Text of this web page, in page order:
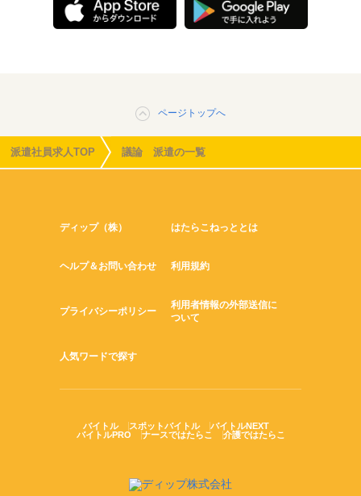
ページトップへ
派遣社員求人TOP 議論 派遣の一覧
ディップ（株） はたらこねっととは
ヘルプ＆お問い合わせ 利用規約
プライバシーポリシー
利用者情報の外部送信に
ついて
人気ワードで探す
バイトル スポットバイトル
バイトルNEXT
バイトルPRO
ナースではたらこ 介護ではたらこ